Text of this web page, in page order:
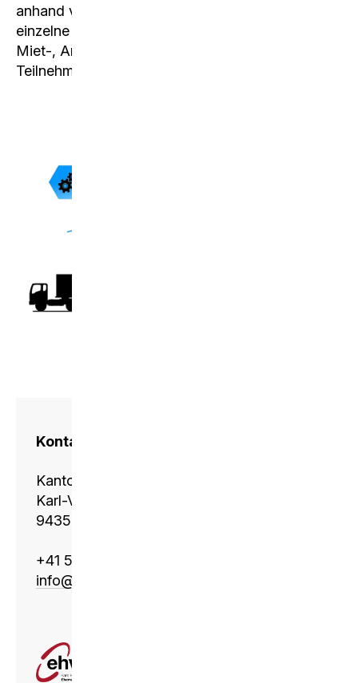
anhand von konkreten Fällen erlernt oder
einzelne Themen im Obligationenrecht (Kauf-,
Miet-, Arbeitsvertrag) - je nach Interesse der
Teilnehmer - vertieft behandelt.
Kontakt
Kantonsschule Heerbrugg
Karl-Völker-Strasse 11
9435 Heerbrugg
+41 58 228 11 01
info@